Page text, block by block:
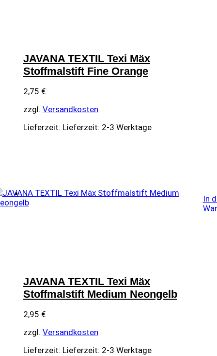
JAVANA TEXTIL Texi Mäx
Stoffmalstift Fine Orange
2,75 €
zzgl. Versandkosten
Lieferzeit: Lieferzeit: 2-3 Werktage
In
JAVANA TEXTIL Texi Mäx
Stoffmalstift Medium Neongelb
2,95 €
zzgl. Versandkosten
Lieferzeit: Lieferzeit: 2-3 Werktage